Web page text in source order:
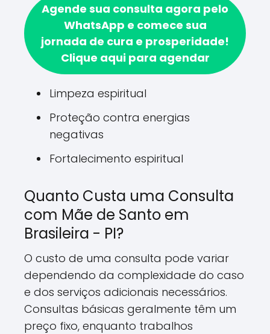
Agende sua consulta agora pelo
WhatsApp e comece sua
jornada de cura e prosperidade!
Clique aqui para agendar
Limpeza espiritual
Proteção contra energias
negativas
Fortalecimento espiritual
Quanto Custa uma Consulta
com Mãe de Santo em
Brasileira - PI?
O custo de uma consulta pode variar
dependendo da complexidade do caso
e dos serviços adicionais necessários.
Consultas básicas geralmente têm um
preço fixo, enquanto trabalhos